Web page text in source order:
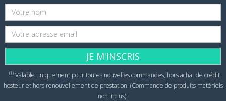
JE M'INSCRIS
(1)Valable uniquement pour toutes nouvelles commandes, hors achat de crédit
hosteur et hors renouvellement de prestation. (Commande de produits matériels
non inclus)